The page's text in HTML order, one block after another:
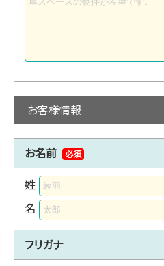
お客様情報
お名前 必須
姓
名
フリガナ